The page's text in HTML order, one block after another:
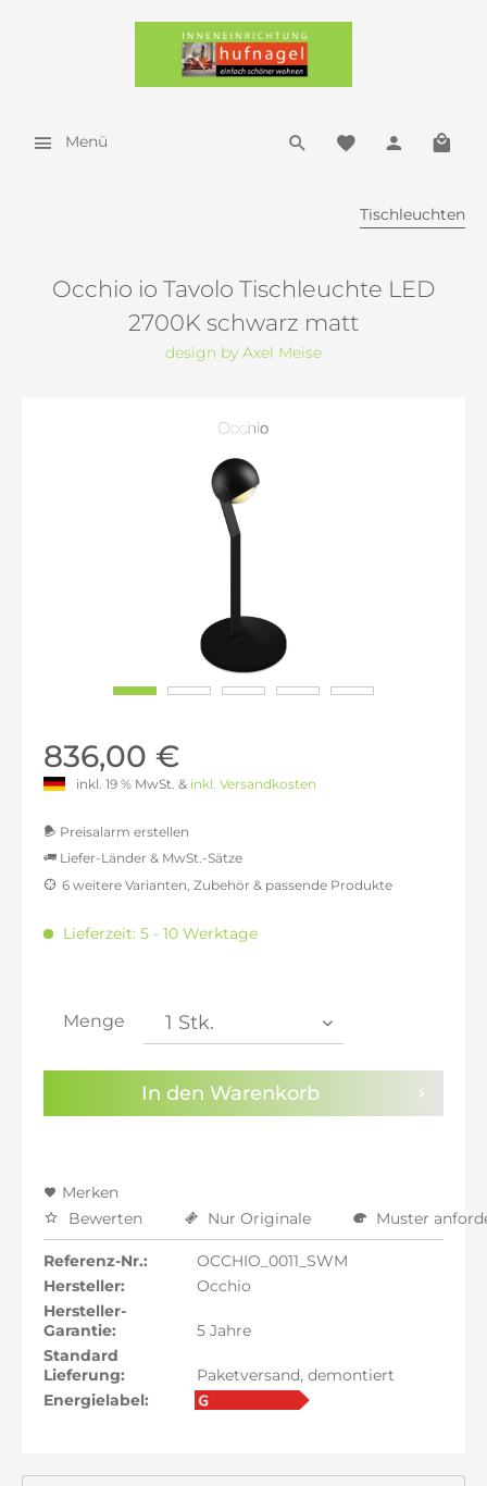
Menü
Tischleuchten
Occhio io Tavolo Tischleuchte LED
2700K schwarz matt
design by Axel Meise
836,00 €
inkl. 19 % MwSt. & inkl. Versandkosten
Preisalarm erstellen
Sie haben dieDatenschutzbestimmungenzur
Kenntnis genommen.
Liefer-Länder & MwSt.-Sätze
inkl. 16% MwSt.: 814,92 €
inkl. 20% MwSt.: 843,03 €
inkl. 21% MwSt.: 850,05 €
inkl. 22% MwSt.: 857,08 €
6 weitere Varianten, Zubehör & passende Produkte
Lieferzeit: 5 - 10 Werktage
Menge
In den Warenkorb
Merken
Bewerten
Nur Originale Muster
Referenz-Nr.:
OCCHIO_0011_SWM
Hersteller:
Occhio
Hersteller-
Garantie:
5 Jahre
Standard
Lieferung:
Paketversand, demontiert
Energielabel: